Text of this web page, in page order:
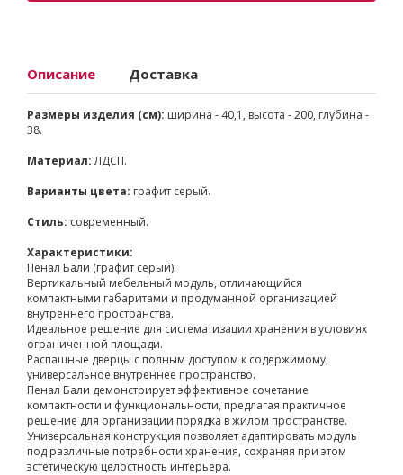
Описание Доставка
Размеры изделия (см): ширина - 40,1, высота - 200, глубина -
38.
Материал:ЛДСП.
Варианты цвета: графит серый.
Стиль: современный.
Характеристики:
Пенал Бали (графит серый).
Вертикальный мебельный модуль, отличающийся
компактными габаритами и продуманной организацией
внутреннего пространства.
Идеальное решение для систематизации хранения в условиях
ограниченной площади.
Распашные дверцы с полным доступом к содержимому,
универсальное внутреннее пространство.
Пенал Бали демонстрирует эффективное сочетание
компактности и функциональности, предлагая практичное
решение для организации порядка в жилом пространстве.
Универсальная конструкция позволяет адаптировать модуль
под различные потребности хранения, сохраняя при этом
эстетическую целостность интерьера.